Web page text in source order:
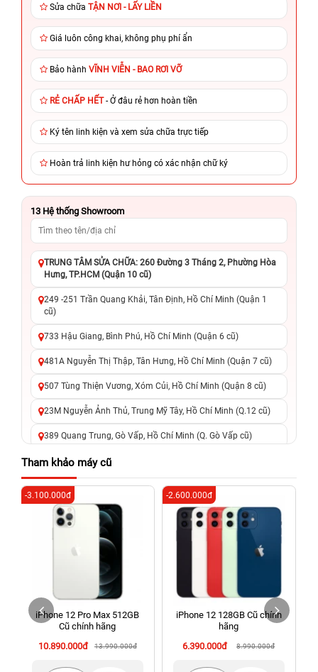
Sửa chữa TẬN NƠI - LẤY LIỀN
Giá luôn công khai, không phụ phí ẩn
Bảo hành VĨNH VIỄN - BAO RƠI VỠ
RẺ CHẤP HẾT- Ở đâu rẻ hơn hoàn tiền
Ký tên linh kiện và xem sửa chữa trực tiếp
Hoàn trả linh kiện hư hỏng có xác nhận chữ ký
13 Hệ thống Showroom
TRUNG TÂM SỬA CHỮA: 260 Đường 3 Tháng 2, Phường Hòa
Hưng, TP.HCM (Quận 10 cũ)
249 -251 Trần Quang Khải, Tân Định, Hồ Chí Minh (Quận 1
cũ)
733 Hậu Giang, Bình Phú, Hồ Chí Minh (Quận 6 cũ)
481A Nguyễn Thị Thập, Tân Hưng, Hồ Chí Minh (Quận 7 cũ)
507 Tùng Thiện Vương, Xóm Củi, Hồ Chí Minh (Quận 8 cũ)
23M Nguyễn Ảnh Thủ, Trung Mỹ Tây, Hồ Chí Minh (Q.12 cũ)
389 Quang Trung, Gò Vấp, Hồ Chí Minh (Q. Gò Vấp cũ)
625 - 625A Âu Cơ, Tân Phú, Hồ Chí Minh (Quận Tân Phú cũ)
326 Lê Văn Việt, Tăng Nhơn Phú, Hồ Chí Minh (Q.9 TP. Thủ
Đức cũ)
256 Võ Văn Ngân, Thủ Đức, Hồ Chí Minh (Bình Thọ, TP. Thủ
70 Nguyễn An Ninh, Dĩ An, Hồ Chí Minh (Bình Dương Cũ)
24h Vũng Tàu: 162A Ba Cu, Vũng Tàu, Hồ Chí Minh (TP. Vũng
Tàu cũ)
198 Hoàng Văn Thụ, Tân Sơn Nhất, Hồ Chí Minh (Tân Bình
Tham khảo máy cũ
iPhone 12 Pro Max 512GB
Cũ chính hãng
10.890.000đ
13.990.000đ
-3.100.000đ
iPhone 12 128GB Cũ chính
hãng
6.390.000đ
8.990.000đ
-2.600.000đ